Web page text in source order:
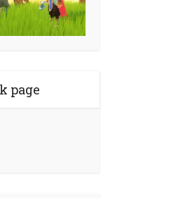
page